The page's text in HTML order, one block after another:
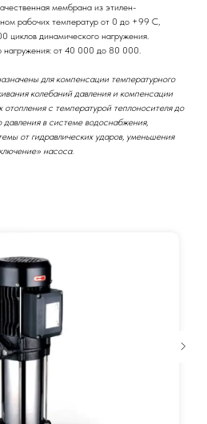
мембрана из этилен-
рабочих температур от 0 до +99 С,
динамического нагружения.
нагружения: от 40 000 до 80 000.
для компенсации температурного
колебаний давления и компенсации
отопления с температурой теплоносителя до
в системе водоснабжения,
от гидравлических ударов, уменьшения
насоса.